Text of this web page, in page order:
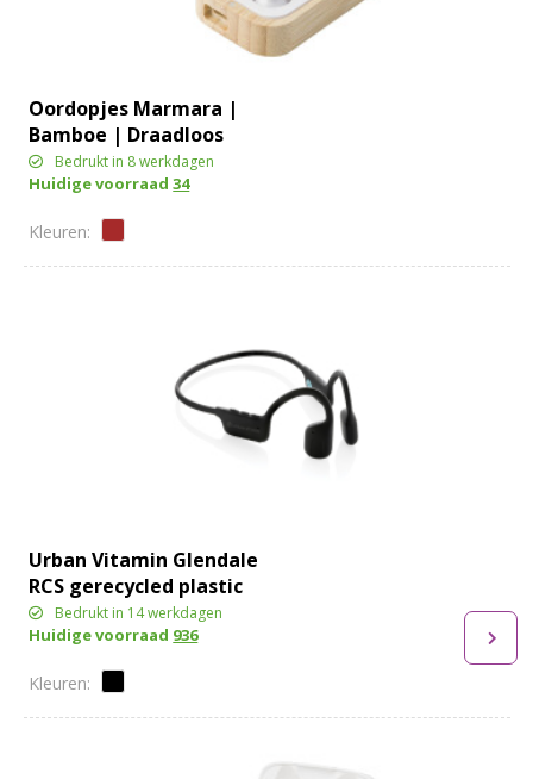
Oordopjes Marmara |
Bamboe | Draadloos
Bedrukt in 8 werkdagen
Huidige voorraad34
Urban Vitamin Glendale
RCS gerecycled plastic
hoofdtelefoon
Bedrukt in 14 werkdagen
Huidige voorraad 936